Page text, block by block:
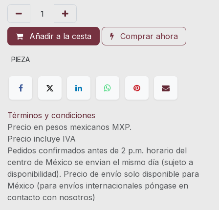
Añadir a la cesta Comprar ahora
PIEZA
Términos y condiciones
Precio en pesos mexicanos MXP.
Precio incluye IVA
Pedidos confirmados antes de 2 p.m. horario del
centro de México se envían el mismo día (sujeto a
disponibilidad). Precio de envío solo disponible para
México (para envíos internacionales póngase en
contacto con nosotros)